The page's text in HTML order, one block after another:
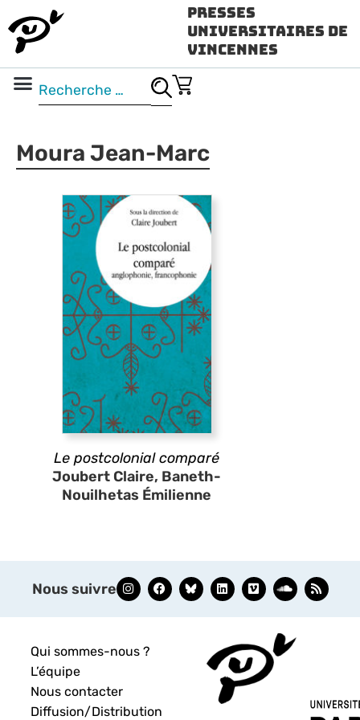
Presses
Universitaires de
Vincennes
Moura Jean-Marc
Le postcolonial comparé
Joubert Claire, Baneth-
Nouilhetas Émilienne
Nous suivre
Qui sommes-nous ?
L’équipe
Nous contacter
Diffusion/Distribution